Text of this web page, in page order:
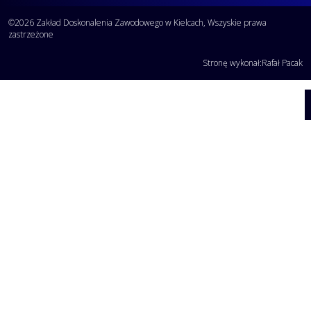
©2026 Zakład Doskonalenia Zawodowego w Kielcach, Wszyskie prawa
zastrzeżone
Stronę wykonał:Rafał Pacak